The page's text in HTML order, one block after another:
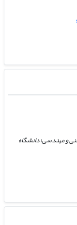
و مهندسی؛ دانشگاه